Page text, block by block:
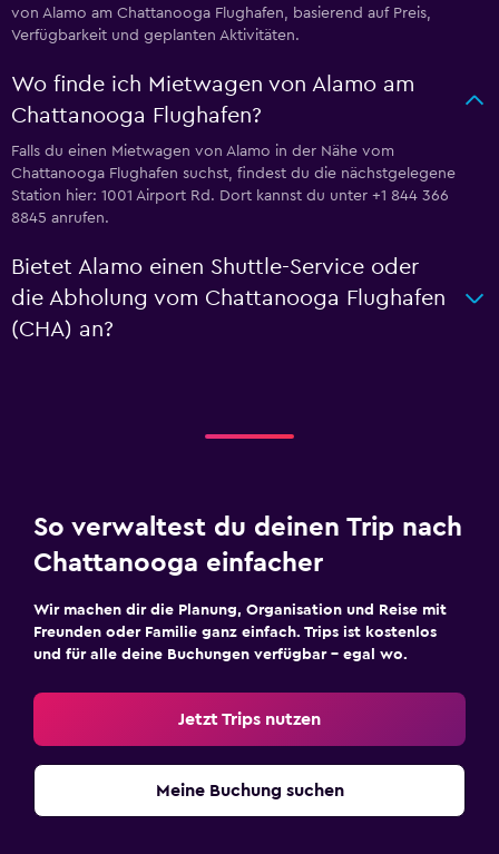
von Alamo am Chattanooga Flughafen, basierend auf Preis,
Verfügbarkeit und geplanten Aktivitäten.
Wo finde ich Mietwagen von Alamo am
Chattanooga Flughafen?
Falls du einen Mietwagen von Alamo in der Nähe vom
Chattanooga Flughafen suchst, findest du die nächstgelegene
Station hier: 1001 Airport Rd. Dort kannst du unter +1 844 366
8845 anrufen.
Bietet Alamo einen Shuttle-Service oder
die Abholung vom Chattanooga Flughafen
(CHA) an?
So verwaltest du deinen Trip nach
Chattanooga einfacher
Wir machen dir die Planung, Organisation und Reise mit
Freunden oder Familie ganz einfach. Trips ist kostenlos
und für alle deine Buchungen verfügbar – egal wo.
Jetzt Trips nutzen
Meine Buchung suchen